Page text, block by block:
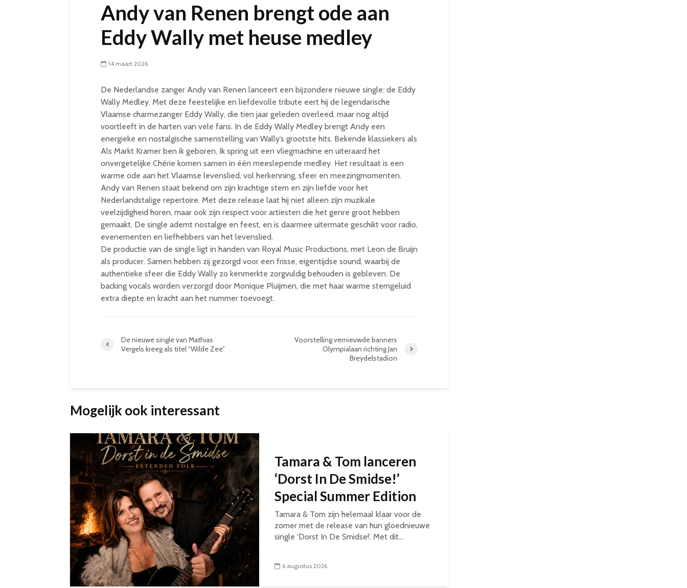
Andy van Renen brengt ode aan
Eddy Wally met heuse medley
14 maart 2026
De Nederlandse zanger Andy van Renen lanceert een bijzondere nieuwe single: de Eddy
Wally Medley. Met deze feestelijke en liefdevolle tribute eert hij de legendarische
Vlaamse charmezanger Eddy Wally, die tien jaar geleden overleed, maar nog altijd
voortleeft in de harten van vele fans. In de Eddy Wally Medley brengt Andy een
energieke en nostalgische samenstelling van Wally’s grootste hits. Bekende klassiekers als
Als Markt Kramer ben ik geboren, Ik spring uit een vliegmachine en uiteraard het
onvergetelijke Chérie komen samen in één meeslepende medley. Het resultaat is een
warme ode aan het Vlaamse levenslied, vol herkenning, sfeer en meezingmomenten.
Andy van Renen staat bekend om zijn krachtige stem en zijn liefde voor het
Nederlandstalige repertoire. Met deze release laat hij niet alleen zijn muzikale
veelzijdigheid horen, maar ook zijn respect voor artiesten die het genre groot hebben
gemaakt. De single ademt nostalgie en feest, en is daarmee uitermate geschikt voor radio,
evenementen en liefhebbers van het levenslied.
De productie van de single ligt in handen van Royal Music Productions, met Leon de Bruijn
als producer. Samen hebben zij gezorgd voor een frisse, eigentijdse sound, waarbij de
authentieke sfeer die Eddy Wally zo kenmerkte zorgvuldig behouden is gebleven. De
backing vocals worden verzorgd door Monique Pluijmen, die met haar warme stemgeluid
extra diepte en kracht aan het nummer toevoegt.
De nieuwe single van Mathias
Vergels kreeg als titel “Wilde Zee”
Voorstelling vernieuwde banners
Olympialaan richting Jan
Breydelstadion
Mogelijk ook interessant
Tamara & Tom lanceren
‘Dorst In De Smidse!’
Special Summer Edition
Tamara & Tom zijn helemaal klaar voor de
zomer met de release van hun gloednieuwe
single ‘Dorst In De Smidse!’. Met dit...
6 augustus 2026